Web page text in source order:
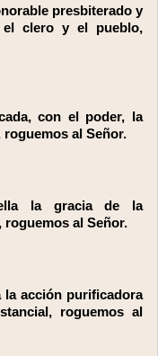
presbiterado y
clero y el pueblo,
con el poder, la
al Señor.
la gracia de la
al Señor.
la acción purificadora
roguemos al